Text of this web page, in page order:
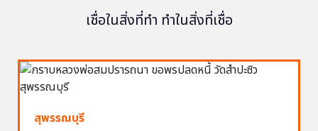
เชื่อในสิ่งที่ทำ ทำในสิ่งที่เชื่อ
สุพรรณบุรี